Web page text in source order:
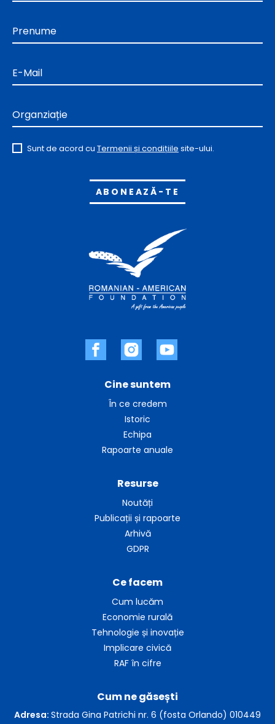
Cine suntem
În ce credem
Istoric
Echipa
Rapoarte anuale
Ce facem
Cum lucăm
Economie rurală
Tehnologie și inovație
Implicare civică
RAF în cifre
Resurse
Noutăți
Publicații și rapoarte
Arhivă
GDPR
Cum ne găsești
Adresa: Strada Gina Patrichi nr. 6 (fosta Orlando) 010449
Prenume
E-Mail
Organziație
Sunt de acord cu Termenii și condițiile site-ului.